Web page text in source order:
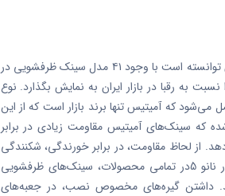
در تولید سینک‌های ظرفشویی، برند آمیتیس توانسته است با وجود ۴۱ مدل سینک ظرفشویی در
به رقبا در بازار ایران به نمایش بگذارد. نوع
که آمیتیس تنها برند بازار است که از این
که سینک‌های آمیتیس مقاومت زیادی در برابر
از لحاظ مقاومت، در برابر خورندگی، شکنندگی
و نفوذ مواد شیمیایی به دلیل وجود ساختار نانو 5در تمامی محصولات، سینک‌های ظرفشویی
داشتن گیره‌های مخصوص نصب، در جعبه‌های